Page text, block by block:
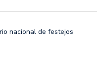
nacional de festejos